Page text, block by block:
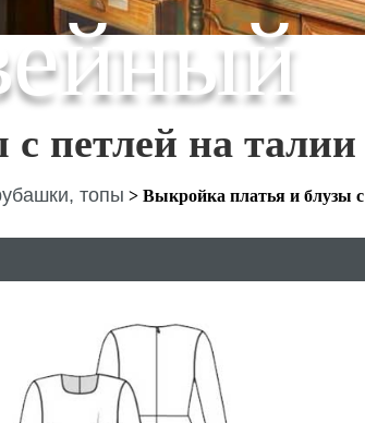
петлей на талии
топы > Выкройка платья и блузы с